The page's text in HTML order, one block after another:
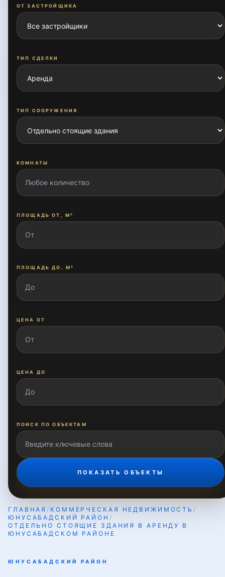
Ахмад Дониш
Бодомзор
Богишамол
Киёта
Кулолкургон
Матонат
Минор
Осиё
ОТ ЗАСТРОЙЩИКА
ТИП СДЕЛКИ
ТИП СООРУЖЕНИЯ
КОМНАТЫ
ПЛОЩАДЬ ОТ, М²
ПЛОЩАДЬ ДО, М²
ЦЕНА ОТ
ЦЕНА ДО
ПОИСК ПО ОБЪЕКТАМ
ПОКАЗАТЬ ОБЪЕКТЫ
ГЛАВНАЯ / КОММЕРЧЕСКАЯ НЕДВИЖИМОСТЬ /
ЮНУСАБАДСКИЙ РАЙОН /
ОТДЕЛЬНО СТОЯЩИЕ ЗДАНИЯ В АРЕНДУ В
ЮНУСАБАДСКОМ РАЙОНЕ
ЮНУСАБАДСКИЙ РАЙОН